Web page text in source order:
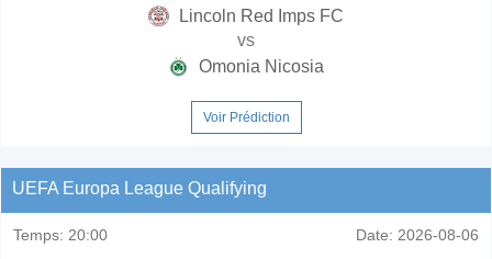
Lincoln Red Imps FC
vs
Omonia Nicosia
Voir Prédiction
UEFA Europa League Qualifying
Temps: 20:00 Date: 2026-08-06